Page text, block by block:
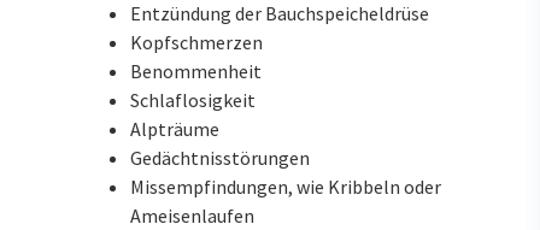
Entzündung der Bauchspeicheldrüse
Kopfschmerzen
Benommenheit
Schlaflosigkeit
Alpträume
Gedächtnisstörungen
Missempfindungen, wie Kribbeln oder
Ameisenlaufen